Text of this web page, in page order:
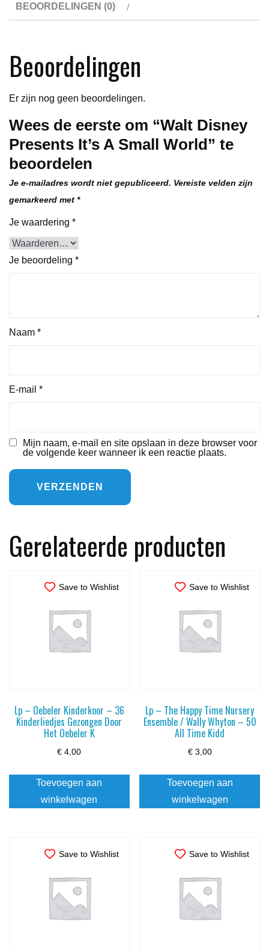
BEOORDELINGEN (0)
Beoordelingen
Er zijn nog geen beoordelingen.
Wees de eerste om “Walt Disney
Presents It’s A Small World” te
beoordelen
Je e-mailadres wordt niet gepubliceerd. Vereiste velden zijn
gemarkeerd met *
Je waardering *
Je beoordeling *
Naam *
E-mail *
Mijn naam, e-mail en site opslaan in deze browser voor
de volgende keer wanneer ik een reactie plaats.
Gerelateerde producten
Save to Wishlist
Lp – Oebeler Kinderkoor – 36
Kinderliedjes Gezongen Door
Het Oebeler K
€ 4,00
Toevoegen aan
winkelwagen
Save to Wishlist
Lp – The Happy Time Nursery
Ensemble / Wally Whyton – 50
All Time Kidd
€3,00
Toevoegen aan
winkelwagen
Save to Wishlist Save to Wishlist